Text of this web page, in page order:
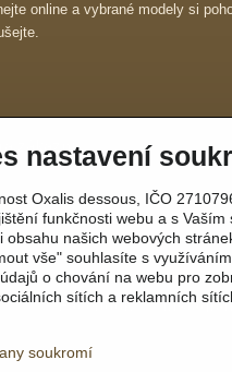
online a vybrané modely si
zákaznic
nás: Facebook |
nastavení
Oxalis dessous, IČO
funkčnosti webu a s Vaším
obsahu našich webových
vše" souhlasíte s
o chování na webu pro
sítích a reklamních
soukromí